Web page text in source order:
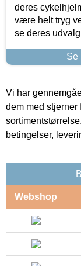
deres
være helt tryg
se deres
Se
Vi har
dem med stjerner
betingelser,
Webshop